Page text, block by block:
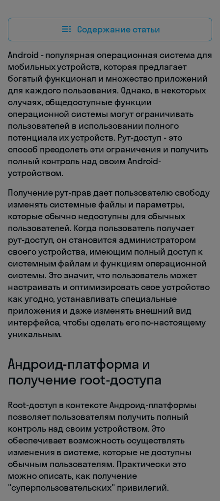
Содержание статьи
Android - популярная операционная система для
мобильных устройств, которая предлагает
богатый функционал и множество приложений
для каждого пользования. Однако, в некоторых
случаях, общедоступные функции
операционной системы могут ограничивать
пользователей в использовании полного
потенциала их устройств. Рут-доступ - это
способ преодолеть эти ограничения и получить
полный контроль над своим Android-
устройством.
Получение рут-прав дает пользователю свободу
изменять системные файлы и параметры,
которые обычно недоступны для обычных
пользователей. Когда пользователь получает
рут-доступ, он становится администратором
своего устройства, имеющим полный доступ к
системным файлам и функциям операционной
системы. Это значит, что пользователь может
настраивать и оптимизировать свое устройство
как угодно, устанавливать специальные
приложения и даже изменять внешний вид
интерфейса, чтобы сделать его по-настоящему
уникальным.
Андроид-платформа и
получение root-доступа
Root-доступ в контексте Андроид-платформы
позволяет пользователям получить полный
контроль над своим устройством. Это
обеспечивает возможность осуществлять
изменения в системе, которые не доступны
обычным пользователям. Практически это
можно описать, как получение
"суперпользовательских" привилегий.